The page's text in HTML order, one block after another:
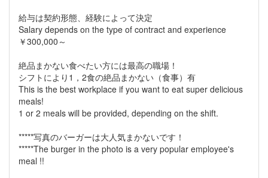
給与は契約形態、経験によって決定
Salary depends on the type of contract and experience
￥300,000～
絶品まかない食べたい方には最高の職場！
シフトにより1，2食の絶品まかない（食事）有
This is the best workplace if you want to eat super delicious
meals!
1 or 2 meals will be provided, depending on the shift.
*****写真のバーガーは大人気まかないです！
*****The burger in the photo is a very popular employee's
meal !!